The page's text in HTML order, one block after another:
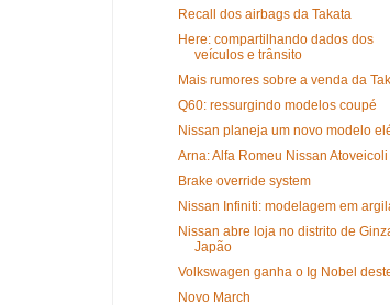
Recall dos airbags da Takata
Here: compartilhando dados dos
veículos e trânsito
Mais rumores sobre a venda da
Q60: ressurgindo modelos coupé
Nissan planeja um novo modelo
Arna: Alfa Romeu Nissan Atoveicoli
Brake override system
Nissan Infiniti: modelagem em
Nissan abre loja no distrito de
Japão
Volkswagen ganha o Ig Nobel
Novo March